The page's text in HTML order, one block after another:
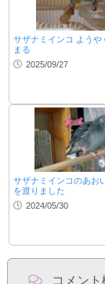
サザナミインコ ようや
まる
2025/09/27
サザナミインコのあお
を渡りました
2024/05/30
コメン